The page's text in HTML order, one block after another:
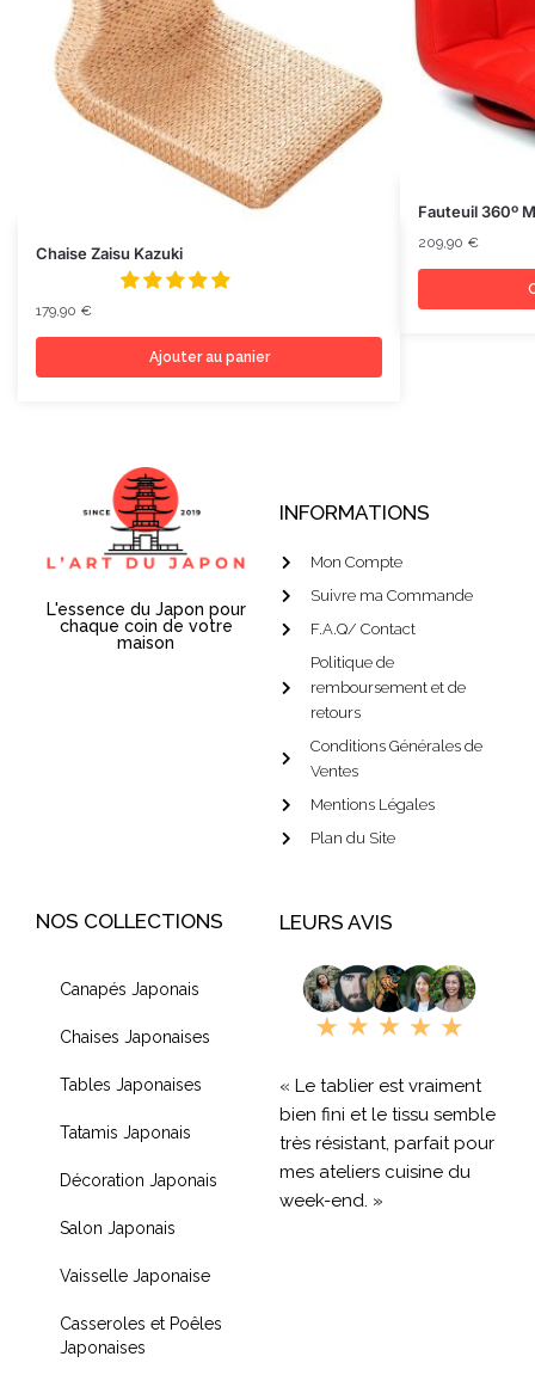
Chaise Zaisu Kazuki
179,90 €
Ajouter au panier
Fauteuil 360º
209,90 €
L'essence du Japon pour
chaque coin de votre
maison
INFORMATIONS
Mon Compte
Suivre ma Commande
F.A.Q/ Contact
Politique de
remboursement et de
retours
Conditions Générales de
Ventes
Mentions Légales
Plan du Site
NOS COLLECTIONS
Canapés Japonais
Chaises Japonaises
Tables Japonaises
Tatamis Japonais
Décoration Japonais
Salon Japonais
Vaisselle Japonaise
Casseroles et Poêles
Japonaises
LEURS AVIS
« Le tablier est vraiment
bien fini et le tissu semble
très résistant, parfait pour
mes ateliers cuisine du
week-end. »